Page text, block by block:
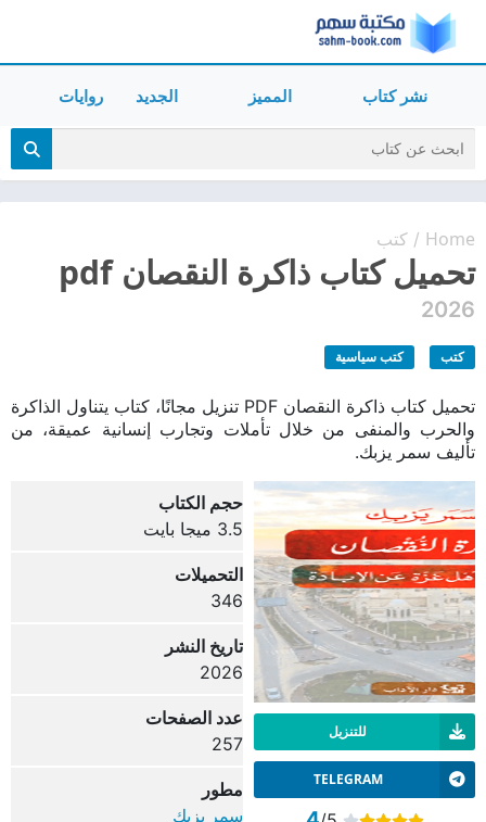
نشر كتاب المميز الجديد روايات
Home
/ كتب
تحميل كتاب ذاكرة النقصان pdf
2026
كتب كتب سياسية
تحميل كتاب ذاكرة النقصان PDF تنزيل مجانًا، كتاب يتناول الذاكرة
والحرب والمنفى من خلال تأملات وتجارب إنسانية عميقة، من
تأليف سمر يزبك.
للتنزيل
TELEGRAM
حجم الكتاب
3.5 ميجا بايت
التحميلات
346
تاريخ النشر
2026
عدد الصفحات
257
مطور
سمر يزبك